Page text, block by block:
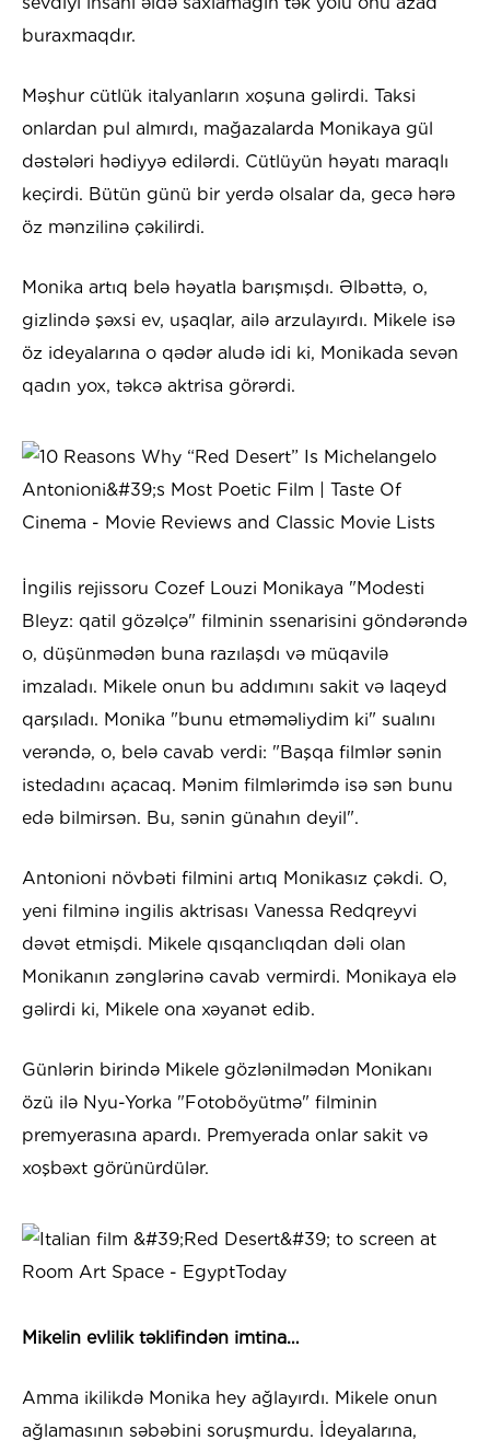
buraxmaqdır.
Məşhur cütlük italyanların xoşuna gəlirdi. Taksi
onlardan pul almırdı, mağazalarda Monikaya gül
dəstələri hədiyyə edilərdi. Cütlüyün həyatı maraqlı
keçirdi. Bütün günü bir yerdə olsalar da, gecə hərə
öz mənzilinə çəkilirdi.
Monika artıq belə həyatla barışmışdı. Əlbəttə, o,
gizlində şəxsi ev, uşaqlar, ailə arzulayırdı. Mikele isə
öz ideyalarına o qədər aludə idi ki, Monikada sevən
qadın yox, təkcə aktrisa görərdi.
İngilis rejissoru Cozef Louzi Monikaya "Modesti
Bleyz: qatil gözəlçə" filminin ssenarisini göndərəndə
o, düşünmədən buna razılaşdı və müqavilə
imzaladı. Mikele onun bu addımını sakit və laqeyd
qarşıladı. Monika "bunu etməməliydim ki" sualını
verəndə, o, belə cavab verdi: "Başqa filmlər sənin
istedadını açacaq. Mənim filmlərimdə isə sən bunu
edə bilmirsən. Bu, sənin günahın deyil".
Antonioni növbəti filmini artıq Monikasız çəkdi. O,
yeni filminə ingilis aktrisası Vanessa Redqreyvi
dəvət etmişdi. Mikele qısqanclıqdan dəli olan
Monikanın zənglərinə cavab vermirdi. Monikaya elə
gəlirdi ki, Mikele ona xəyanət edib.
Günlərin birində Mikele gözlənilmədən Monikanı
özü ilə Nyu-Yorka "Fotoböyütmə" filminin
premyerasına apardı. Premyerada onlar sakit və
xoşbəxt görünürdülər.
Mikelin evlilik təklifindən imtina…
Amma ikilikdə Monika hey ağlayırdı. Mikele onun
ağlamasının səbəbini soruşmurdu. İdeyalarına,